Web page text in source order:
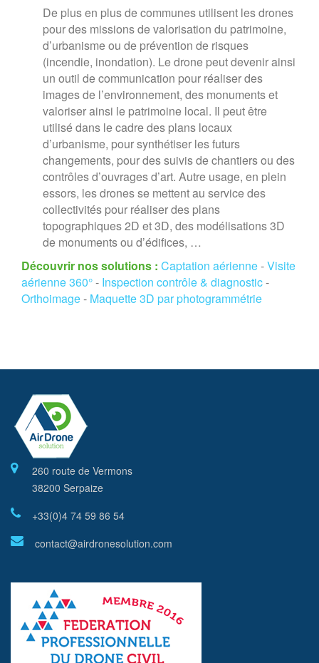
De plus en plus de communes utilisent les drones
pour des missions de valorisation du patrimoine,
d’urbanisme ou de prévention de risques
(incendie, inondation). Le drone peut devenir ainsi
un outil de communication pour réaliser des
images de l’environnement, des monuments et
valoriser ainsi le patrimoine local. Il peut être
utilisé dans le cadre des plans locaux
d’urbanisme, pour synthétiser les futurs
changements, pour des suivis de chantiers ou des
contrôles d’ouvrages d’art. Autre usage, en plein
essors, les drones se mettent au service des
collectivités pour réaliser des plans
topographiques 2D et 3D, des modélisations 3D
de monuments ou d’édifices, …
Découvrir nos solutions : Captation aérienne-Visite
aérienne 360°- Inspection contrôle & diagnostic-
Orthoimage- Maquette 3D par photogrammétrie
260 route de Vermons
38200 Serpaize
+33(0)4 74 59 86 54
contact@airdronesolution.com